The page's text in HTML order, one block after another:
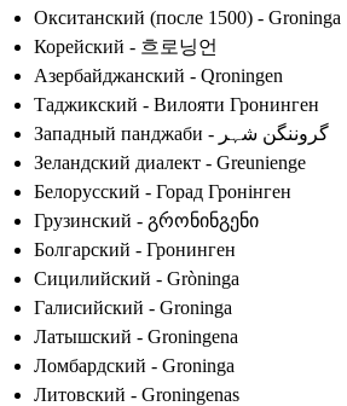
Окситанский (после 1500) - Groninga
Корейский - 흐로닝언
Азербайджанский - Qroningen
Таджикский - Вилояти Гронинген
Западный панджаби - گروننگن شہر
Зеландский диалект - Greunienge
Белорусский - Горад Гронінген
Грузинский - გრონინგენი
Болгарский - Гронинген
Сицилийский - Gròninga
Галисийский - Groninga
Латышский - Groningena
Ломбардский - Groninga
Литовский - Groningenas